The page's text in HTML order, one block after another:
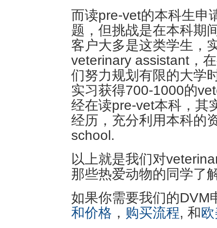
而读pre-vet的本科生申
题，但挑战是在本科期
客户大多是这类学生，
veterinary assistant，
们努力规划有限的大学
实习获得700-1000的
经在读pre-vet本科，其
经历，充分利用本科的
school.
以上就是我们对
那些热爱动物的同学了
如果你需要我们的DVM
和价格 ， 购买流程, 和